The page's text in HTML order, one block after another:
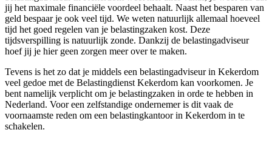
jij het maximale financiële voordeel behaalt. Naast het besparen van
geld bespaar je ook veel tijd. We weten natuurlijk allemaal hoeveel
tijd het goed regelen van je belastingzaken kost. Deze
tijdsverspilling is natuurlijk zonde. Dankzij de belastingadviseur
hoef jij je hier geen zorgen meer over te maken.
Tevens is het zo dat je middels een belastingadviseur in Kekerdom
veel gedoe met de Belastingdienst Kekerdom kan voorkomen. Je
bent namelijk verplicht om je belastingzaken in orde te hebben in
Nederland. Voor een zelfstandige ondernemer is dit vaak de
voornaamste reden om een belastingkantoor in Kekerdom in te
schakelen.